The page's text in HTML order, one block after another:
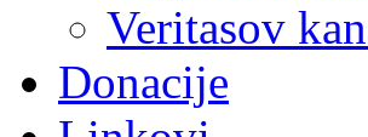
Veritasov
Donacije